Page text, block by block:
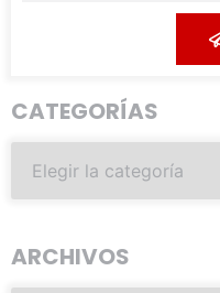
CATEGORÍAS
ARCHIVOS